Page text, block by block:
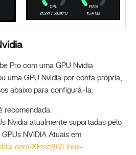
Pro com uma GPU Nvidia
uma GPU Nvidia por conta própria,
abaixo para configurá-la:
recomendada.
Nvidia atualmente suportadas pelo
NVIDIA Atuais em
XFree86/Linux-